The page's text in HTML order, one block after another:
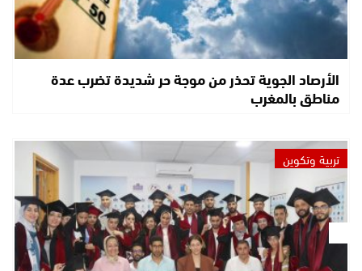
الأرصاد الجوية تحذر من موجة حر شديدة تضرب عدة
مناطق بالمغرب
تربية وتكوين